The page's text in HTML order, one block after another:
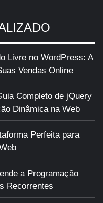
Livre no WordPress: A
Vendas Online
Completo de jQuery
Dinâmica na Web
Perfeita para
a Programação
Recorrentes